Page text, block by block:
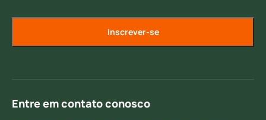
Entre em contato conosco